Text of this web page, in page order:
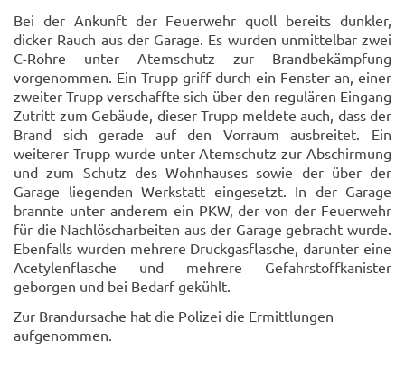
Bei der Ankunft der Feuerwehr quoll bereits dunkler,
dicker Rauch aus der Garage. Es wurden unmittelbar zwei
C-Rohre unter Atemschutz zur Brandbekämpfung
vorgenommen. Ein Trupp griff durch ein Fenster an, einer
zweiter Trupp verschaffte sich über den regulären Eingang
Zutritt zum Gebäude, dieser Trupp meldete auch, dass der
Brand sich gerade auf den Vorraum ausbreitet. Ein
weiterer Trupp wurde unter Atemschutz zur Abschirmung
und zum Schutz des Wohnhauses sowie der über der
Garage liegenden Werkstatt eingesetzt. In der Garage
brannte unter anderem ein PKW, der von der Feuerwehr
für die Nachlöscharbeiten aus der Garage gebracht wurde.
Ebenfalls wurden mehrere Druckgasflasche, darunter eine
Acetylenflasche und mehrere Gefahrstoffkanister
geborgen und bei Bedarf gekühlt.
Zur Brandursache hat die Polizei die Ermittlungen
aufgenommen.